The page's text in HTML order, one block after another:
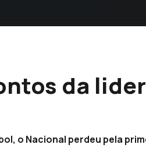
da
o Nacional perdeu pela